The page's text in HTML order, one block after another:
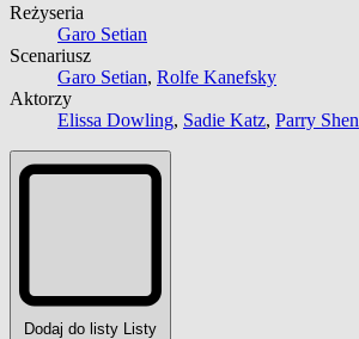
Reżyseria
Garo Setian
Scenariusz
Garo Setian, Rolfe Kanefsky
Aktorzy
Elissa Dowling, Sadie Katz, Parry Shen
Dodaj do listy Listy